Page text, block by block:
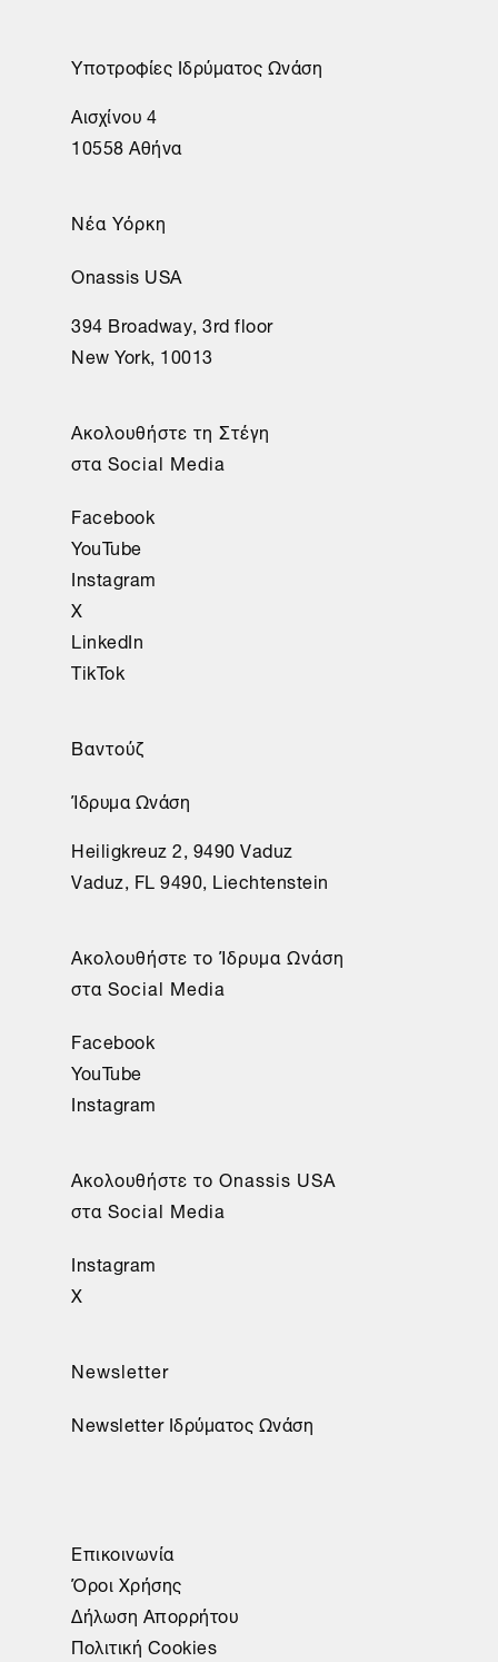
Υποτροφίες Ιδρύματος Ωνάση
Αισχίνου 4
10558 Αθήνα
Νέα Υόρκη
Onassis USA
394 Broadway, 3rd floor
New York, 10013
Ακολουθήστε τη Στέγη
στα Social Media
Facebook
YouTube
Instagram
X
LinkedIn
TikTok
Βαντούζ
Ίδρυμα Ωνάση
Heiligkreuz 2, 9490 Vaduz
Vaduz, FL 9490, Liechtenstein
Aκολουθήστε το Ίδρυμα Ωνάση
στα Social Media
Facebook
YouTube
Instagram
Aκολουθήστε το Onassis USA
στα Social Media
Instagram
X
Newsletter
Newsletter Ιδρύματος Ωνάση
Επικοινωνία
Όροι Χρήσης
Δήλωση Απορρήτου
Πολιτική Cookies